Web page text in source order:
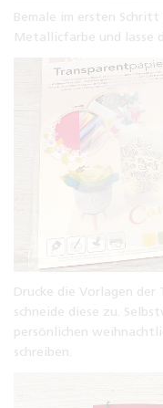
Bemale im ersten
Metallicfarbe und lasse
Drucke die Vorlagen
schneide diese zu.
persönlichen
schreiben.